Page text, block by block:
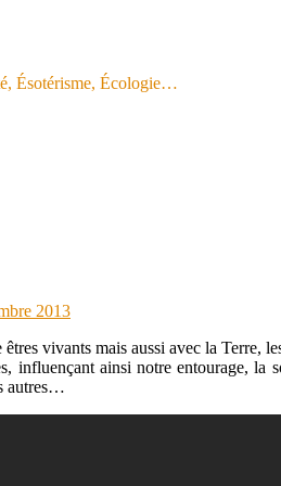
Ésotérisme, Écologie…
2013
vivants mais aussi avec la
influençant ainsi notre entourage,
autres…